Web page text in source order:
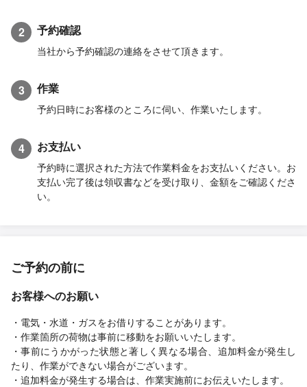
2 予約確認
当社から予約確認の連絡をさせて頂きます。
3 作業
予約日時にお客様のところに伺い、作業いたします。
4 お支払い
予約時に選択された方法で作業料金をお支払いください。お
支払い完了後は領収書などを受け取り、金額をご確認くださ
い。
ご予約の前に
お客様へのお願い
・電気・水道・ガスをお借りすることがあります。
・作業箇所の荷物は事前に移動をお願いいたします。
・事前にうかがった状態と著しく異なる場合、追加料金が発生し
たり、作業ができない場合がございます。
・追加料金が発生する場合は、作業実施前にお伝えいたします。